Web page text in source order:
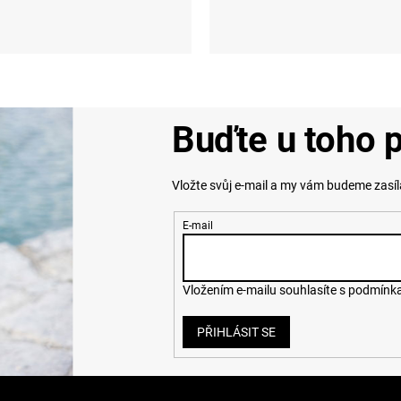
Buďte u toho
Vložte svůj e-mail a my vám budeme
E-mail
Vložením e-mailu souhlasíte s
PŘIHLÁSIT SE